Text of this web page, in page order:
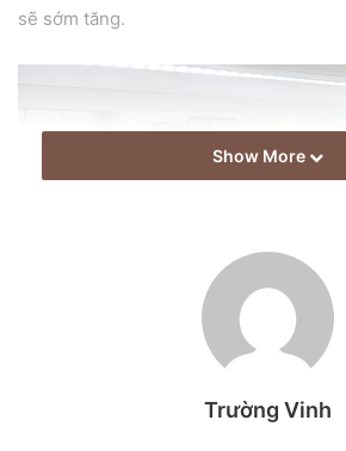
sẽ sớm tăng.
Show More
Trường Vinh